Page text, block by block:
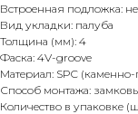
Встроенная подложка:
Вид укладки: палуба
Толщина (мм): 4
Фаска: 4V-groove
Материал: SPC
Способ монтажа:
Количество в упаковке